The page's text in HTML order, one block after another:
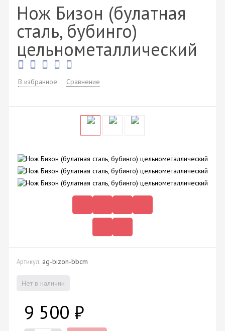
Нож Бизон (булатная
сталь, бубинго)
цельнометаллический
В избранное Сравнение
Артикул: ag-bizon-bbcm
Нет в наличии
9 500 ₽